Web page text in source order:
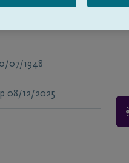
07/1948
08/12/2025